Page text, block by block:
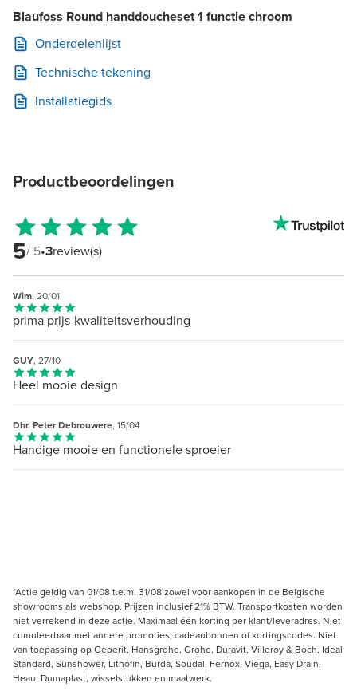
Blaufoss Round handdoucheset 1 functie chroom
Onderdelenlijst
Technische tekening
Installatiegids
Productbeoordelingen
5/ 5•3review(s)
Wim, 20/01
prima prijs-kwaliteitsverhouding
GUY, 27/10
Heel mooie design
Dhr. Peter Debrouwere, 15/04
Handige mooie en functionele sproeier
*Actie geldig van 01/08 t.e.m. 31/08 zowel voor aankopen in de Belgische
showrooms als webshop. Prijzen inclusief 21% BTW. Transportkosten worden
niet verrekend in deze actie. Maximaal één korting per klant/leveradres. Niet
cumuleerbaar met andere promoties, cadeaubonnen of kortingscodes. Niet
van toepassing op Geberit, Hansgrohe, Grohe, Duravit, Villeroy & Boch, Ideal
Standard, Sunshower, Lithofin, Burda, Soudal, Fernox, Viega, Easy Drain,
Heau, Dumaplast, wisselstukken en maatwerk.